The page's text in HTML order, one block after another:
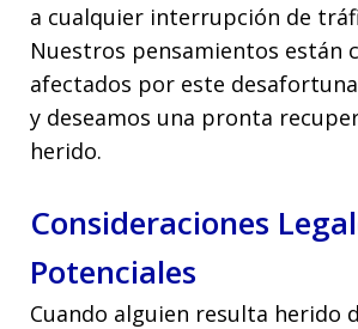
a cualquier interrupción de
Nuestros pensamientos están
afectados por este
y deseamos una pronta
herido.
Consideraciones
Potenciales
Cuando alguien resulta herido